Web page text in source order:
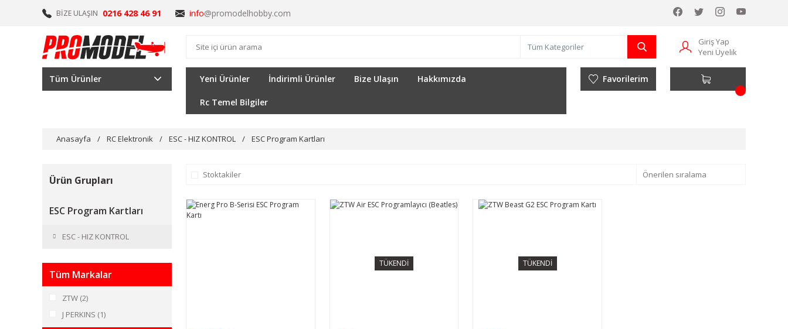
BİZE ULAŞIN 0216 428 46 91 info@promodelhobby.com
Giriş Yap
Yeni Üyelik
Tüm Ürünler Yeni Ürünler İndirimli Ürünler Bize Ulaşın Hakkımızda
Rc Temel Bilgiler
Favorilerim
Anasayfa RC Elektronik ESC - HIZ KONTROL ESC Program Kartları
Ürün Grupları
ESC Program Kartları
ESC - HIZ KONTROL
Tüm Markalar
ZTW (2)
J PERKINS (1)
Stoktakiler
TÜKENDİ TÜKENDİ